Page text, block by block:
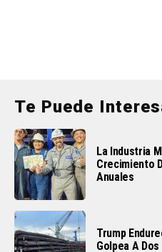
Te Puede
La Industria
Crecimiento
Anuales
Trump
Golpea A